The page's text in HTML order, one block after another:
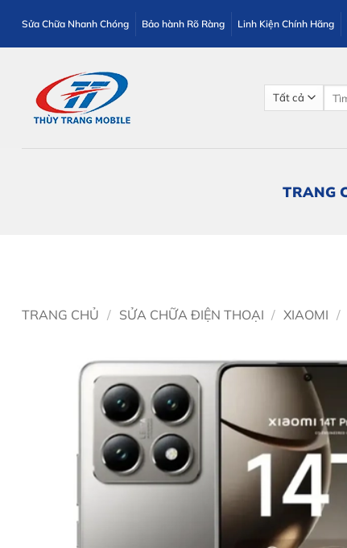
qua
nội
Sửa Chữa Nhanh Chóng Bảo hành Rõ Ràng Linh Kiện Chính Hãng
TRANG
TRANG CHỦ / SỬA CHỮA ĐIỆN THOẠI / XIAOMI /